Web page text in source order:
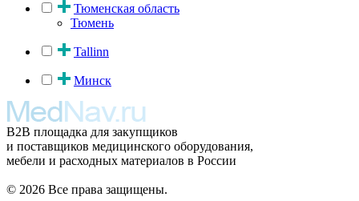
Тюменская область
Тюмень
Tallinn
Минск
B2B площадка для закупщиков
и поставщиков медицинского оборудования,
мебели и расходных материалов в России
© 2026 Все права защищены.